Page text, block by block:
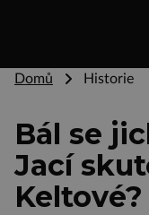
Domů Historie
Bál se
Jací
Keltové?